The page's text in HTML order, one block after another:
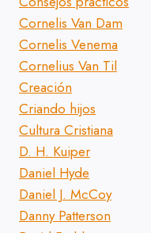
Cornelis Van Dam
Cornelis Venema
Cornelius Van Til
Creación
Criando hijos
Cultura Cristiana
D. H. Kuiper
Daniel Hyde
Daniel J. McCoy
Danny Patterson